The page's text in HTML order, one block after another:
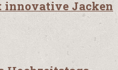
innovative Jacken